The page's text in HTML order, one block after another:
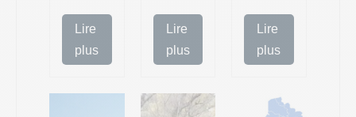
Lire
plus
Lire
plus
Lire
plus